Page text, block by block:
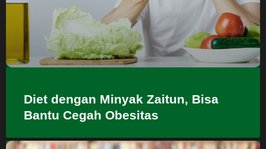
Diet dengan Minyak Zaitun, Bisa
Bantu Cegah Obesitas